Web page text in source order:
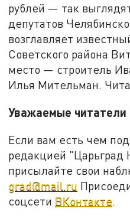
рублей — так
депутатов
возглавляет
Советского района
место — строитель
Илья Мительман.
Уважаемые читатели
Если вам есть чем
редакцией
присылайте свои
grad@mail.ru
соцсети ВКонтакте.